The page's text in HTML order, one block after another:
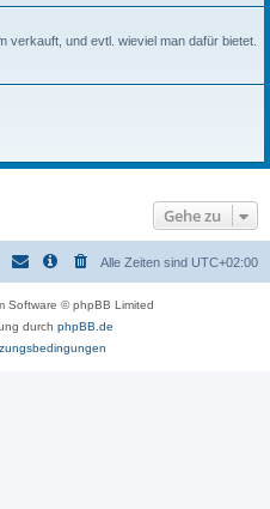
verkauft, und evtl. wieviel man dafür bietet.
Gehe zu
Alle Zeiten sind UTC+02:00
Software © phpBB Limited
durch phpBB.de